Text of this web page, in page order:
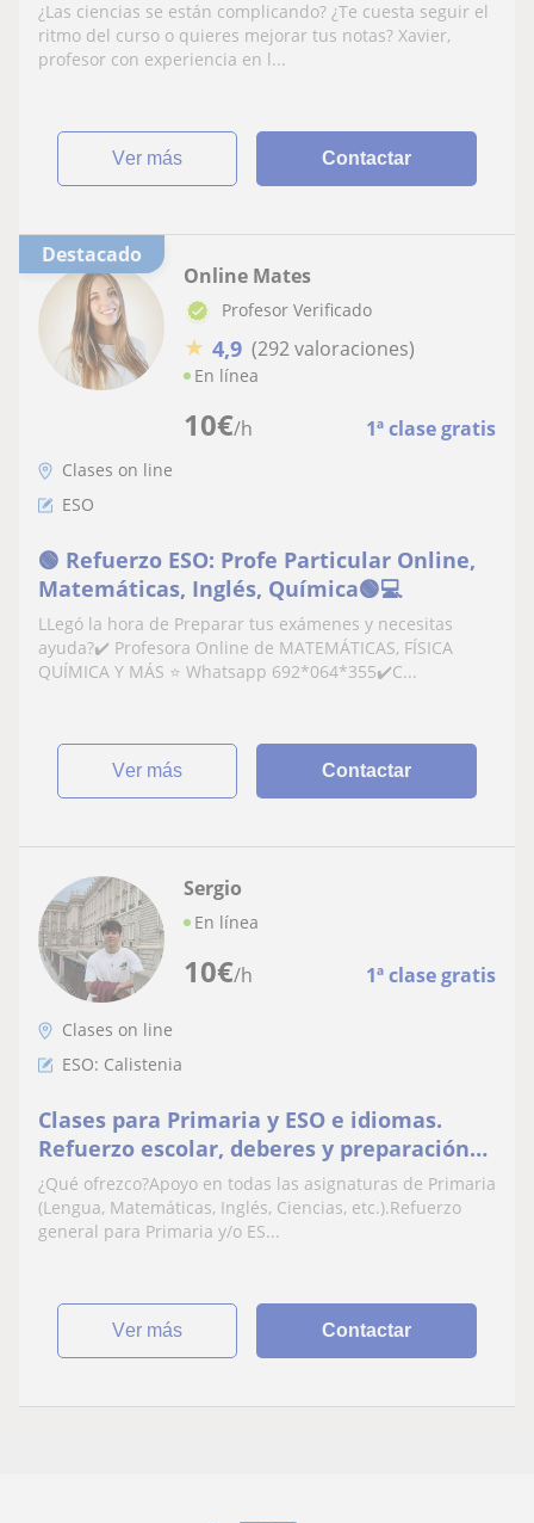
¿Las ciencias se están complicando? ¿Te cuesta seguir el
ritmo del curso o quieres mejorar tus notas? Xavier,
profesor con experiencia en l...
ver más Contactar
Destacado
10€/h 1ª clase gratis
Online Mates
Profesor Verificado
★ 4,9 (292 valoraciones)
En línea
Clases on line
ESO
🟢 Refuerzo ESO: Profe Particular Online,
Matemáticas, Inglés, Química🟢💻
LLegó la hora de Preparar tus exámenes y necesitas
ayuda?✔️ Profesora Online de MATEMÁTICAS, FÍSICA
QUÍMICA Y MÁS ⭐ Whatsapp 692*064*355✔️C...
ver más Contactar
10€/h 1ª clase gratis
Sergio
En línea
Clases on line
ESO: Calistenia
Clases para Primaria y ESO e idiomas.
Refuerzo escolar, deberes y preparación
de exámenes
¿Qué ofrezco?Apoyo en todas las asignaturas de Primaria
(Lengua, Matemáticas, Inglés, Ciencias, etc.).Refuerzo
general para Primaria y/o ES...
ver más Contactar